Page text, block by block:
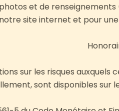
et de
site internet et pour
sur les risques
sont disponibles sur